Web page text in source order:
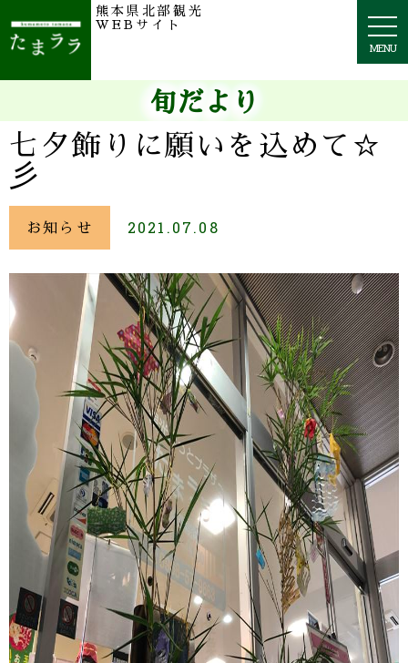
MENU
熊本県北部観光
WEBサイト
旬だより
七夕飾りに願いを込めて☆
彡
お知らせ 2021.07.08